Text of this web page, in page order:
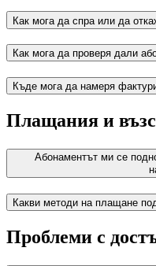
Как мога да спра или да
Как мога да проверя дали
Къде мога да намеря
Плащания и
Абонаментът ми се
Какви методи на плащане
Проблеми с